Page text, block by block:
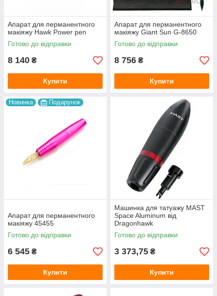
Апарат для перманентного
макіяжу Hawk Power pen
Готово до відправки
8 140 ₴
Купити
Апарат для перманентного
макіяжу Giant Sun G-8650
Готово до відправки
8 756 ₴
Купити
Новинка Подарунок
Апарат для перманентного
макіяжу 45455
Готово до відправки
6 545 ₴
Купити
Машинка для татуажу MAST
Space Aluminum від
Dragonhawk
Готово до відправки
3 373,75 ₴
Купити